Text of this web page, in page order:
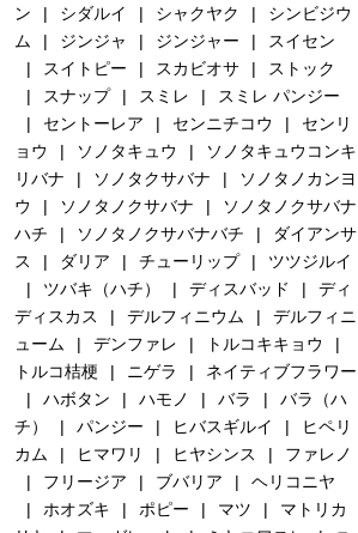
ン
シダルイ シャクヤク
シンビジウ
ム
ジンジャ ジンジャー
スイセン
スイトピー
スカビオサ
ストック
スナップ
スミレ
スミレ パンジー
セントーレア
センニチコウ
センリ
ョウ
ソノタキュウ
ソノタキュウコンキ
リバナ
ソノタクサバナ
ソノタノカンヨ
ウ
ソノタノクサバナ
ソノタノクサバナ
ハチ
ソノタノクサバナバチ
ダイアンサ
ス
ダリア チューリップ
ツツジルイ
ツバキ（ハチ）
ディスバッド
ディ
ディスカス
デルフィニウム
デルフィニ
ューム
デンファレ
トルコキキョウ
トルコ桔梗
ニゲラ
ネイティブフラワー
ハボタン
ハモノ バラ
バラ（ハ
チ）
パンジー ヒバスギルイ
ヒペリ
カム
ヒマワリ ヒヤシンス
ファレノ
フリージア
ブバリア
ヘリコニヤ
ホオズキ
ポピー マツ
マトリカ